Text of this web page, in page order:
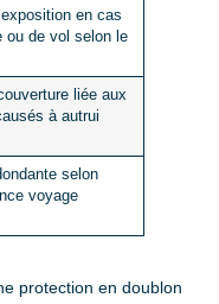
en cas
ou de vol selon le
liée aux
à autrui
selon
voyage
protection en doublon